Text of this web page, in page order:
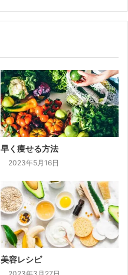
早く痩せる方法
2023年5月16日
美容レシピ